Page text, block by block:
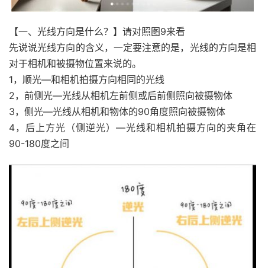
【一、光线方向是什么？】请对照图9来看
先说说光线方向的含义，一定要注意的是，光线的方向是相
对于相机和被摄物位置来说的。
1，顺光—和相机拍摄方向相同的光线
2，前侧光—光线从相机左前侧或后前侧照向被摄物体
3，侧光—光线从相机和物体的90角度照向被摄物体
4，后上方光（侧逆光）—光线和相机拍摄方向的夹角在
90-180度之间